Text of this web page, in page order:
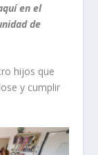
en el
de
hijos que
y cumplir